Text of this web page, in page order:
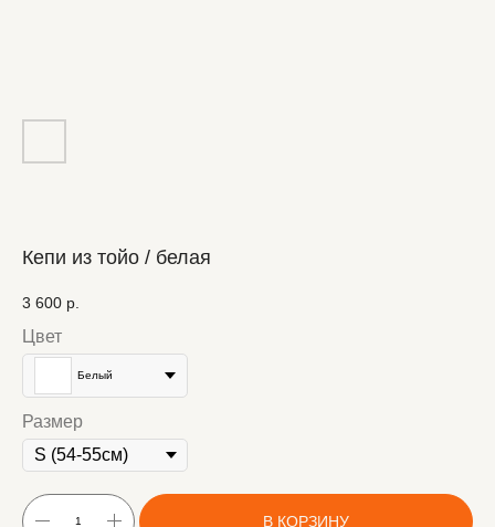
Кепи из тойо / белая
3 600 р.
Цвет
Белый
Размер
В КОРЗИНУ